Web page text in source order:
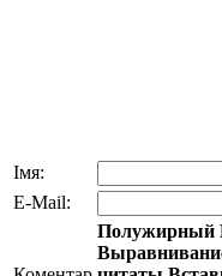
Імя:
E-Mail:
Полужирный